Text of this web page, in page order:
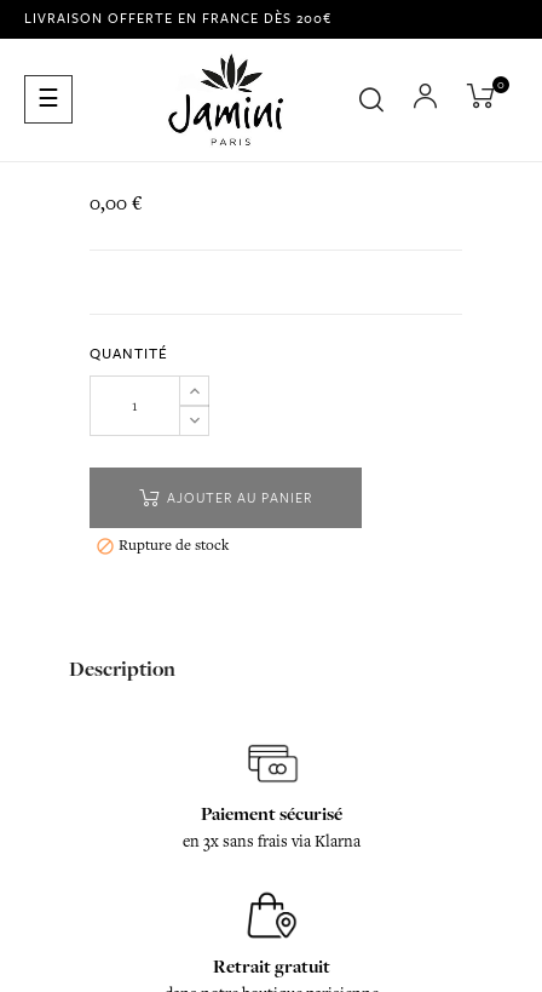
LIVRAISON OFFERTE EN FRANCE DÈS 200€
Basculer
la
☰ 0
0,00 €
QUANTITÉ
AJOUTER AU PANIER
 Rupture de stock
Description
Paiement sécurisé
en 3x sans frais via Klarna
Retrait gratuit